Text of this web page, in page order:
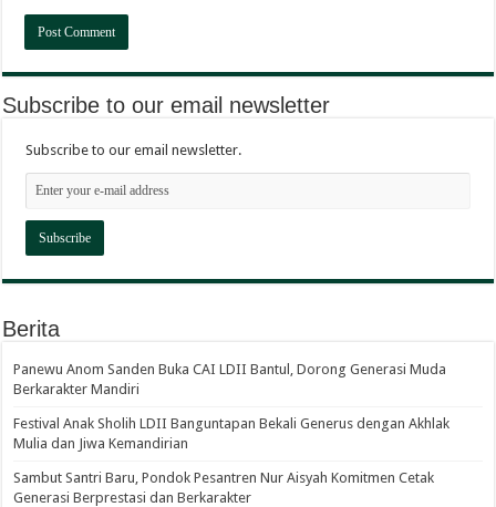
Subscribe to our email newsletter
Subscribe to our email newsletter.
Berita
Panewu Anom Sanden Buka CAI LDII Bantul, Dorong Generasi Muda
Berkarakter Mandiri
Festival Anak Sholih LDII Banguntapan Bekali Generus dengan Akhlak
Mulia dan Jiwa Kemandirian
Sambut Santri Baru, Pondok Pesantren Nur Aisyah Komitmen Cetak
Generasi Berprestasi dan Berkarakter